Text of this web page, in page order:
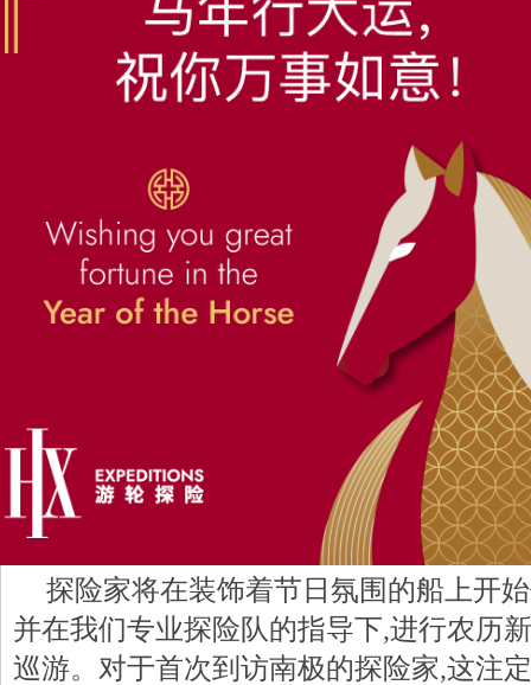
探险家将在装饰着节日氛围的船上开
并在我们专业探险队的指导下,进行农历
巡游。对于首次到访南极的探险家,这注